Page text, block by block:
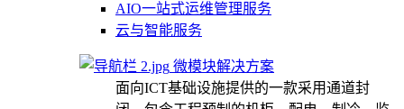
AIO一站式运维管理服务
云与智能服务
微模块解决方案
面向ICT基础设施提供的一款采用通道封